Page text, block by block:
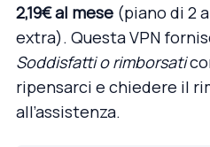
2,19€ al mese (piano di 2
extra). Questa VPN
Soddisfatti o rimborsati
ripensarci e chiedere il
all’assistenza.